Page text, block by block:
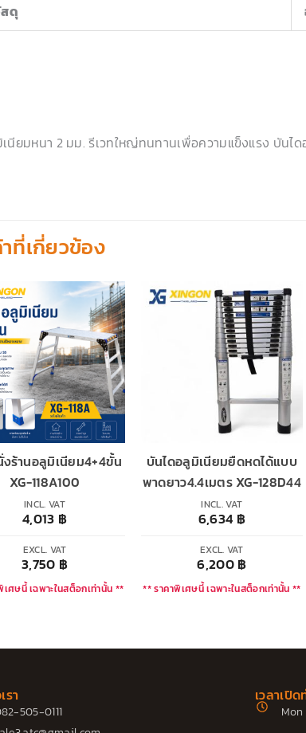
ดุ
นียมหนา 2 มม. รีเวทใหญ่ทนทานเพื่อความแข็งแรง บันไ
ที่เกี่ยวข้อง
งร้านอลูมิเนียม4+4ขั้น
XG-118A100
INCL. VAT
4,013 ฿
EXCL. VAT
3,750 ฿
ศษนี้ เฉพาะในสต็อกเท่านั้น **
บันไดอลูมิเนียมยืดหดได้แบบ
พาดยาว4.4เมตร XG-128D44
INCL. VAT
6,634 ฿
EXCL. VAT
6,200฿
** ราคาพิเศษนี้ เฉพาะในสต็อกเท่านั้น **
รา
505-0111
เวลาเปิด